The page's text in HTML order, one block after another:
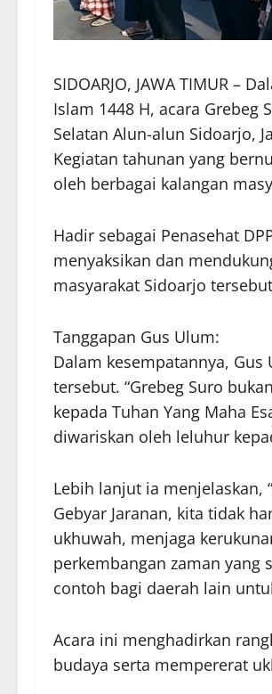
SIDOARJO, JAWA TIMUR –
Islam 1448 H, acara Grebeg
Selatan Alun-alun Sidoarjo,
Kegiatan tahunan yang
oleh berbagai kalangan
Hadir sebagai Penasehat
menyaksikan dan
masyarakat Sidoarjo
Tanggapan Gus Ulum:
Dalam kesempatannya,
tersebut. “Grebeg Suro
kepada Tuhan Yang Maha
diwariskan oleh leluhur
Lebih lanjut ia menjelaskan,
Gebyar Jaranan, kita tidak
ukhuwah, menjaga
perkembangan zaman
contoh bagi daerah lain
Acara ini menghadirkan
budaya serta mempererat